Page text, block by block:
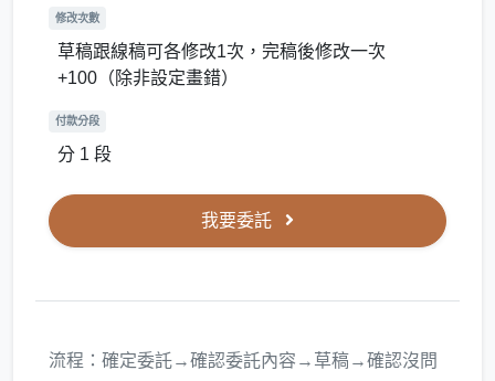
修改次數
草稿跟線稿可各修改1次，完稿後修改一次
+100（除非設定畫錯）
付款分段
分 1 段
我要委託
流程：確定委託→確認委託內容→草稿→確認沒問